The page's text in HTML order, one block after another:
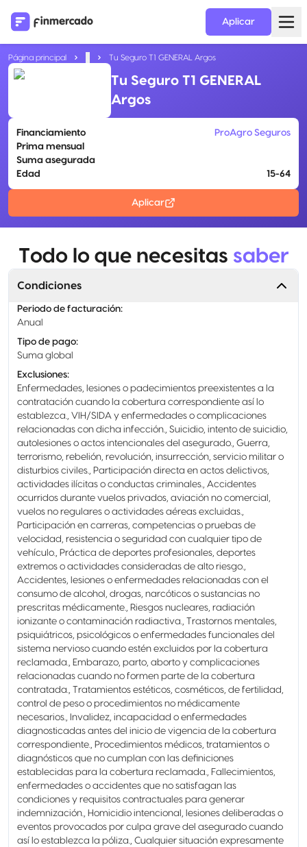
Aplicar
Página principal Tu Seguro T1 GENERAL Argos
Tu Seguro T1 GENERAL
Argos
Financiamiento
ProAgro Seguros
Prima mensual
Suma asegurada
Edad
15-64
Aplicar
Todo lo que necesitas saber
Condiciones
Periodo de facturación:
Anual
Tipo de pago:
Suma global
Exclusiones:
Enfermedades, lesiones o padecimientos preexistentes a la
contratación cuando la cobertura correspondiente así lo
establezca., VIH/SIDA y enfermedades o complicaciones
relacionadas con dicha infección., Suicidio, intento de suicidio,
autolesiones o actos intencionales del asegurado., Guerra,
terrorismo, rebelión, revolución, insurrección, servicio militar o
disturbios civiles., Participación directa en actos delictivos,
actividades ilícitas o conductas criminales., Accidentes
ocurridos durante vuelos privados, aviación no comercial,
vuelos no regulares o actividades aéreas excluidas.,
Participación en carreras, competencias o pruebas de
velocidad, resistencia o seguridad con cualquier tipo de
vehículo., Práctica de deportes profesionales, deportes
extremos o actividades consideradas de alto riesgo.,
Accidentes, lesiones o enfermedades relacionadas con el
consumo de alcohol, drogas, narcóticos o sustancias no
prescritas médicamente., Riesgos nucleares, radiación
ionizante o contaminación radiactiva., Trastornos mentales,
psiquiátricos, psicológicos o enfermedades funcionales del
sistema nervioso cuando estén excluidos por la cobertura
reclamada., Embarazo, parto, aborto y complicaciones
relacionadas cuando no formen parte de la cobertura
contratada., Tratamientos estéticos, cosméticos, de fertilidad,
control de peso o procedimientos no médicamente
necesarios., Invalidez, incapacidad o enfermedades
diagnosticadas antes del inicio de vigencia de la cobertura
correspondiente., Procedimientos médicos, tratamientos o
diagnósticos que no cumplan con las definiciones
establecidas para la cobertura reclamada., Fallecimientos,
enfermedades o accidentes que no satisfagan las
condiciones y requisitos contractuales para generar
indemnización., Homicidio intencional, lesiones deliberadas o
eventos provocados por culpa grave del asegurado cuando
así lo establezca la póliza., Cualquier situación expresamente